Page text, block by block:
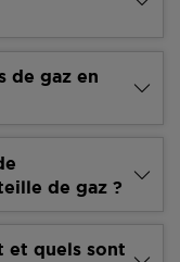
de gaz en
de gaz ?
et quels sont